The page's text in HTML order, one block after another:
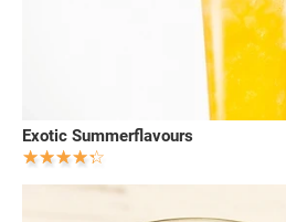
Exotic Summerflavours